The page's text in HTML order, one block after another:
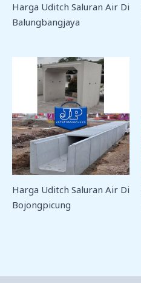
Harga Uditch Saluran Air Di
Balungbangjaya
Harga Uditch Saluran Air Di
Bojongpicung